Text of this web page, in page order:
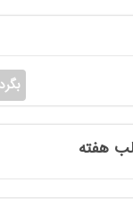
هفته